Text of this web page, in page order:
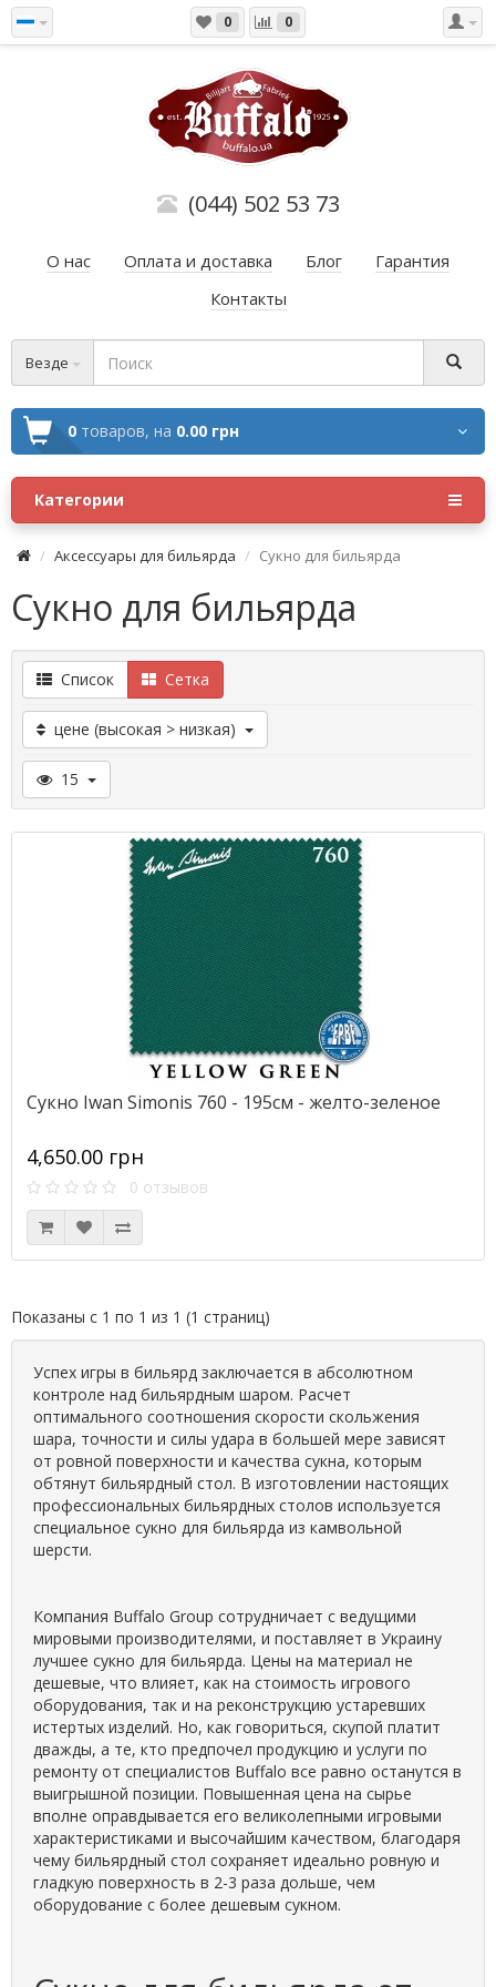
0 0
(044) 502 53 73
О нас Оплата и доставка Блог
Гарантия
Контакты
Везде
0 товаров, на 0.00 грн
Категории
Аксессуары для бильярда Сукно для бильярда
Сукно для бильярда
Список Сетка
цене (высокая > низкая)
15
Сукно Iwan Simonis 760 - 195см - желто-зеленое
4,650.00 грн
0 отзывов
Показаны с 1 по 1 из 1 (1 страниц)
Успех игры в бильярд заключается в абсолютном
контроле над бильярдным шаром. Расчет
оптимального соотношения скорости скольжения
шара, точности и силы удара в большей мере зависят
от ровной поверхности и качества сукна, которым
обтянут бильярдный стол. В изготовлении настоящих
профессиональных бильярдных столов используется
специальное сукно для бильярда из камвольной
шерсти.
Компания Buffalo Group сотрудничает с ведущими
мировыми производителями, и поставляет в Украину
лучшее сукно для бильярда. Цены на материал не
дешевые, что влияет, как на стоимость игрового
оборудования, так и на реконструкцию устаревших
истертых изделий. Но, как говориться, скупой платит
дважды, а те, кто предпочел продукцию и услуги по
ремонту от специалистов Buffalo все равно останутся в
выигрышной позиции. Повышенная цена на сырье
вполне оправдывается его великолепными игровыми
характеристиками и высочайшим качеством, благодаря
чему бильярдный стол сохраняет идеально ровную и
гладкую поверхность в 2-3 раза дольше, чем
оборудование с более дешевым сукном.